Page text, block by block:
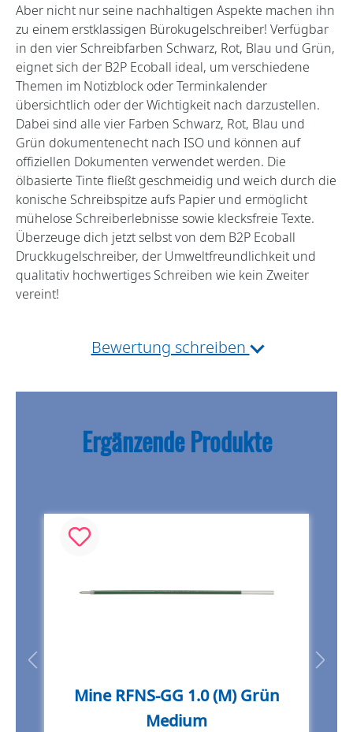
Aber nicht nur seine nachhaltigen Aspekte machen ihn
zu einem erstklassigen Bürokugelschreiber! Verfügbar
in den vier Schreibfarben Schwarz, Rot, Blau und Grün,
eignet sich der B2P Ecoball ideal, um verschiedene
Themen im Notizblock oder Terminkalender
übersichtlich oder der Wichtigkeit nach darzustellen.
Dabei sind alle vier Farben Schwarz, Rot, Blau und
Grün dokumentenecht nach ISO und können auf
offiziellen Dokumenten verwendet werden. Die
ölbasierte Tinte fließt geschmeidig und weich durch die
konische Schreibspitze aufs Papier und ermöglicht
mühelose Schreiberlebnisse sowie klecksfreie Texte.
Überzeuge dich jetzt selbst von dem B2P Ecoball
Druckkugelschreiber, der Umweltfreundlichkeit und
qualitativ hochwertiges Schreiben wie kein Zweiter
vereint!
Bewertung schreiben
Ergänzende Produkte
Mine RFNS-GG 1.0 (M) Grün
Medium